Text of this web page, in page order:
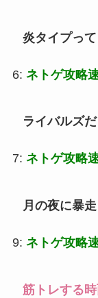
炎タイプって
6: ネトゲ攻略
ライバルズ
7: ネトゲ攻略
月の夜に暴
9: ネトゲ攻略
筋トレする